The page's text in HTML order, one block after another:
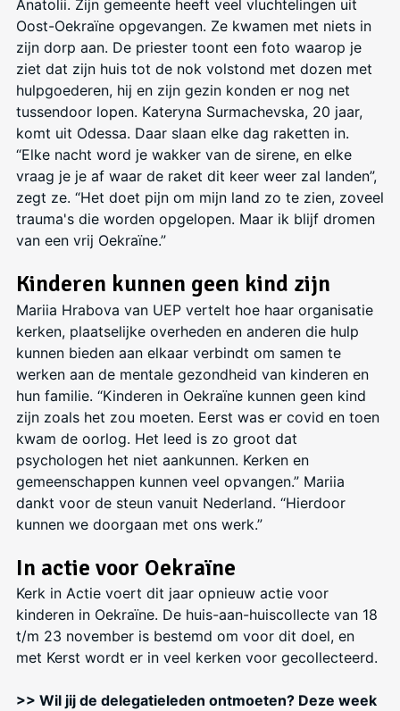
Anatolii. Zijn gemeente heeft veel vluchtelingen uit
Oost-Oekraïne opgevangen. Ze kwamen met niets in
zijn dorp aan. De priester toont een foto waarop je
ziet dat zijn huis tot de nok volstond met dozen met
hulpgoederen, hij en zijn gezin konden er nog net
tussendoor lopen. Kateryna Surmachevska, 20 jaar,
komt uit Odessa. Daar slaan elke dag raketten in.
“Elke nacht word je wakker van de sirene, en elke
vraag je je af waar de raket dit keer weer zal landen”,
zegt ze. “Het doet pijn om mijn land zo te zien, zoveel
trauma's die worden opgelopen. Maar ik blijf dromen
van een vrij Oekraïne.”
Kinderen kunnen geen kind zijn
Mariia Hrabova van UEP vertelt hoe haar organisatie
kerken, plaatselijke overheden en anderen die hulp
kunnen bieden aan elkaar verbindt om samen te
werken aan de mentale gezondheid van kinderen en
hun familie. “Kinderen in Oekraïne kunnen geen kind
zijn zoals het zou moeten. Eerst was er covid en toen
kwam de oorlog. Het leed is zo groot dat
psychologen het niet aankunnen. Kerken en
gemeenschappen kunnen veel opvangen.” Mariia
dankt voor de steun vanuit Nederland. “Hierdoor
kunnen we doorgaan met ons werk.”
In actie voor Oekraïne
Kerk in Actie voert dit jaar opnieuw actie voor
kinderen in Oekraïne. De huis-aan-huiscollecte van 18
t/m 23 november is bestemd om voor dit doel, en
met Kerst wordt er in veel kerken voor gecollecteerd.
>> Wil jij de delegatieleden ontmoeten? Deze week